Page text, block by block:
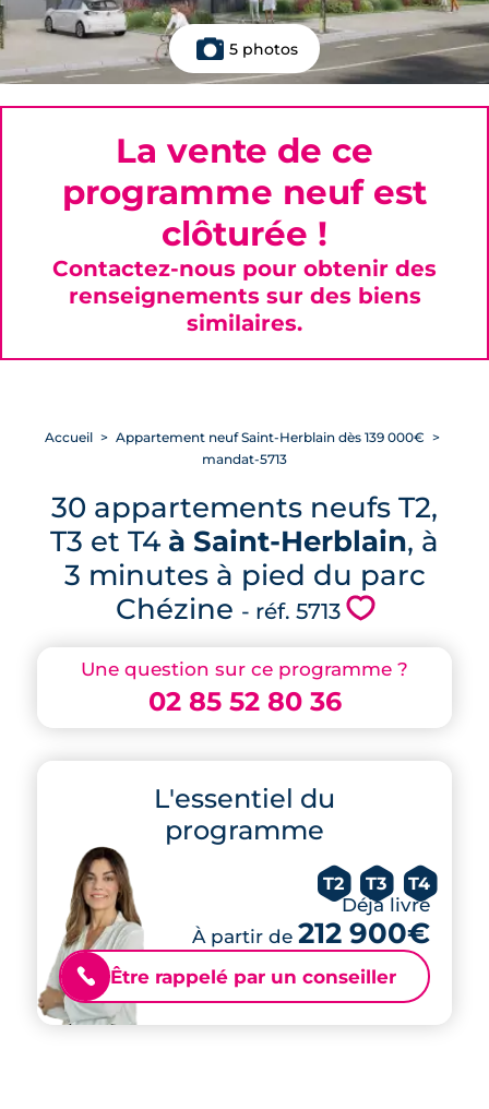
5 photos
Une question sur ce programme ?
02 85 52 80 36
L'essentiel du
programme
T2 T3 T4
Déjà livré
À partir de 212 900€
📞 Être rappelé par un conseiller
Accueil
Appartement neuf Saint-Herblain dès 139 000€
mandat-5713
30 appartements neufs T2,
T3 et T4 à Saint-Herblain, à
3 minutes à pied du parc
Chézine - réf. 5713 💗
La vente de ce
programme neuf est
clôturée !
Contactez-nous pour obtenir des
renseignements sur des biens
similaires.